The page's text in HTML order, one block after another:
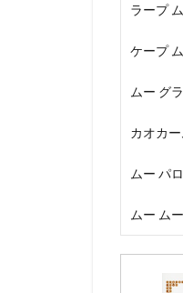
ラープ
ケープ
ムー グ
カオカ
ムー パ
ムー ム